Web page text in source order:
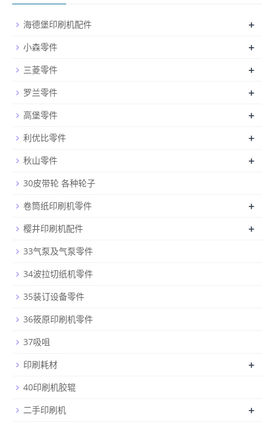
海德堡印刷机配件 +
小森零件 +
三菱零件 +
罗兰零件 +
高堡零件 +
利优比零件 +
秋山零件 +
30皮带轮 各种轮子
卷筒纸印刷机零件
+
樱井印刷机配件 +
33气泵及气泵零件
34波拉切纸机零件
35装订设备零件
36筱原印刷机零件
37吸咀
印刷耗材
+
40印刷机胶辊
二手印刷机
+